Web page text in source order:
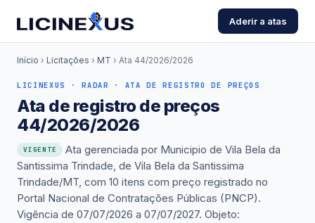
Aderir a atas
Início › Licitações › MT › Ata 44/2026/2026
LICINEXUS · RADAR · ATA DE REGISTRO DE PREÇOS
Ata de registro de preços
44/2026/2026
VIGENTE
Ata gerenciada por Municipio de Vila Bela da
Santissima Trindade, de Vila Bela da Santissima
Trindade/MT, com 10 itens com preço registrado no
Portal Nacional de Contratações Públicas (PNCP).
Vigência de 07/07/2026 a 07/07/2027. Objeto: